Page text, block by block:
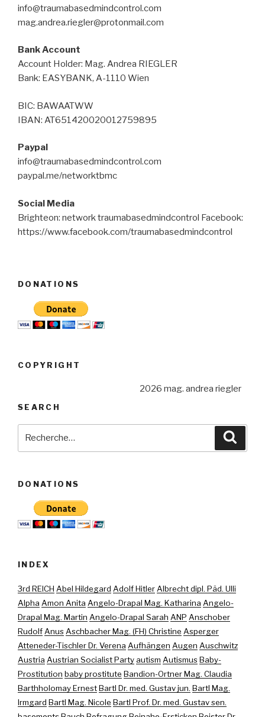
info@traumabasedmindcontrol.com
mag.andrea.riegler@protonmail.com
Bank Account
Account Holder: Mag. Andrea RIEGLER
Bank: EASYBANK, A-1110 Wien
BIC: BAWAATWW
IBAN: AT651420020012759895
Paypal
info@traumabasedmindcontrol.com
paypal.me/networktbmc
Social Media
Brighteon: network traumabasedmindcontrol Facebook:
https://www.facebook.com/traumabasedmindcontrol
DONATIONS
COPYRIGHT
2026 mag. andrea riegler
SEARCH
DONATIONS
INDEX
3rd REICH Abel Hildegard Adolf Hitler Albrecht dipl. Päd. Ulli
Alpha Amon Anita Angelo-Drapal Mag. Katharina Angelo-
Drapal Mag. Martin Angelo-Drapal Sarah ANP Anschober
Rudolf Anus Aschbacher Mag. (FH) Christine Asperger
Atteneder-Tischler Dr. Verena Aufhängen Augen Auschwitz
Austria Austrian Socialist Party autism AutismusBaby-
Prostitution baby prostitute Bandion-Ortner Mag. Claudia
Barthholomay ErnestBartl Dr. med. Gustav jun. Bartl Mag.
Irmgard Bartl Mag. Nicole Bartl Prof. Dr. med. Gustav sen.